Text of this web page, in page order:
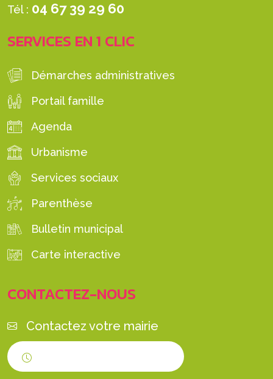
Tél : 04 67 39 29 60
SERVICES EN 1 CLIC
Démarches administratives
Portail famille
Agenda
Urbanisme
Services sociaux
Parenthèse
Bulletin municipal
Carte interactive
CONTACTEZ-NOUS
Contactez votre mairie